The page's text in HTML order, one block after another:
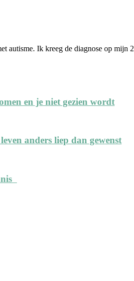
autisme. Ik kreeg de diagnose op mijn
en je niet gezien wordt
anders liep dan gewenst